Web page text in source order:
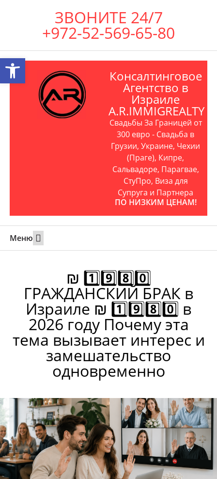
ЗВОНИТЕ 24/7
+972-52-569-65-80
Консалтинговое
Агентство в
Израиле
A.R.IMMIGREALTY
Свадьбы За Границей от
300 евро - Свадьба в
Грузии, Украине, Чехии
(Праге), Кипре,
Сальвадоре, Парагвае,
СтуПро, Виза для
Супруга и Партнера
ПО НИЗКИМ ЦЕНАМ!
Меню
₪ 1️⃣9️⃣8️⃣0️⃣
ГРАЖДАНСКИЙ БРАК в
Израиле ₪ 1️⃣9️⃣8️⃣0️⃣ в
2026 году Почему эта
тема вызывает интерес и
замешательство
одновременно
Открыть панель инструментов